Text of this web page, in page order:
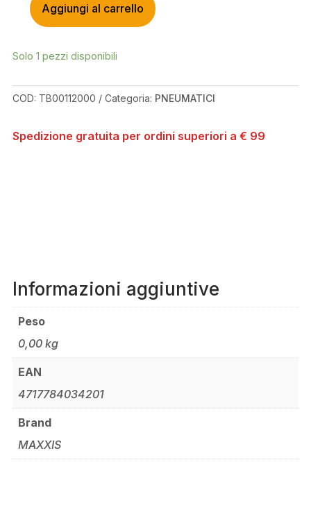
MAXXIS
MINION
29X2.50WT
TR
MAXXTERRA
Aggiungi al carrello
Solo 1 pezzi disponibili
COD: TB00112000 Categoria: PNEUMATICI
Spedizione gratuita per ordini superiori a € 99
Informazioni aggiuntive
Peso
0,00 kg
EAN
4717784034201
Brand
MAXXIS